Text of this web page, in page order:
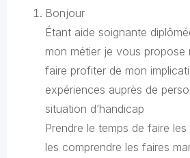
Bonjour
Étant aide soignante
mon métier je vous propose
faire profiter de mon
expériences auprès de
situation d’handicap
Prendre le temps de faire
les comprendre les faires